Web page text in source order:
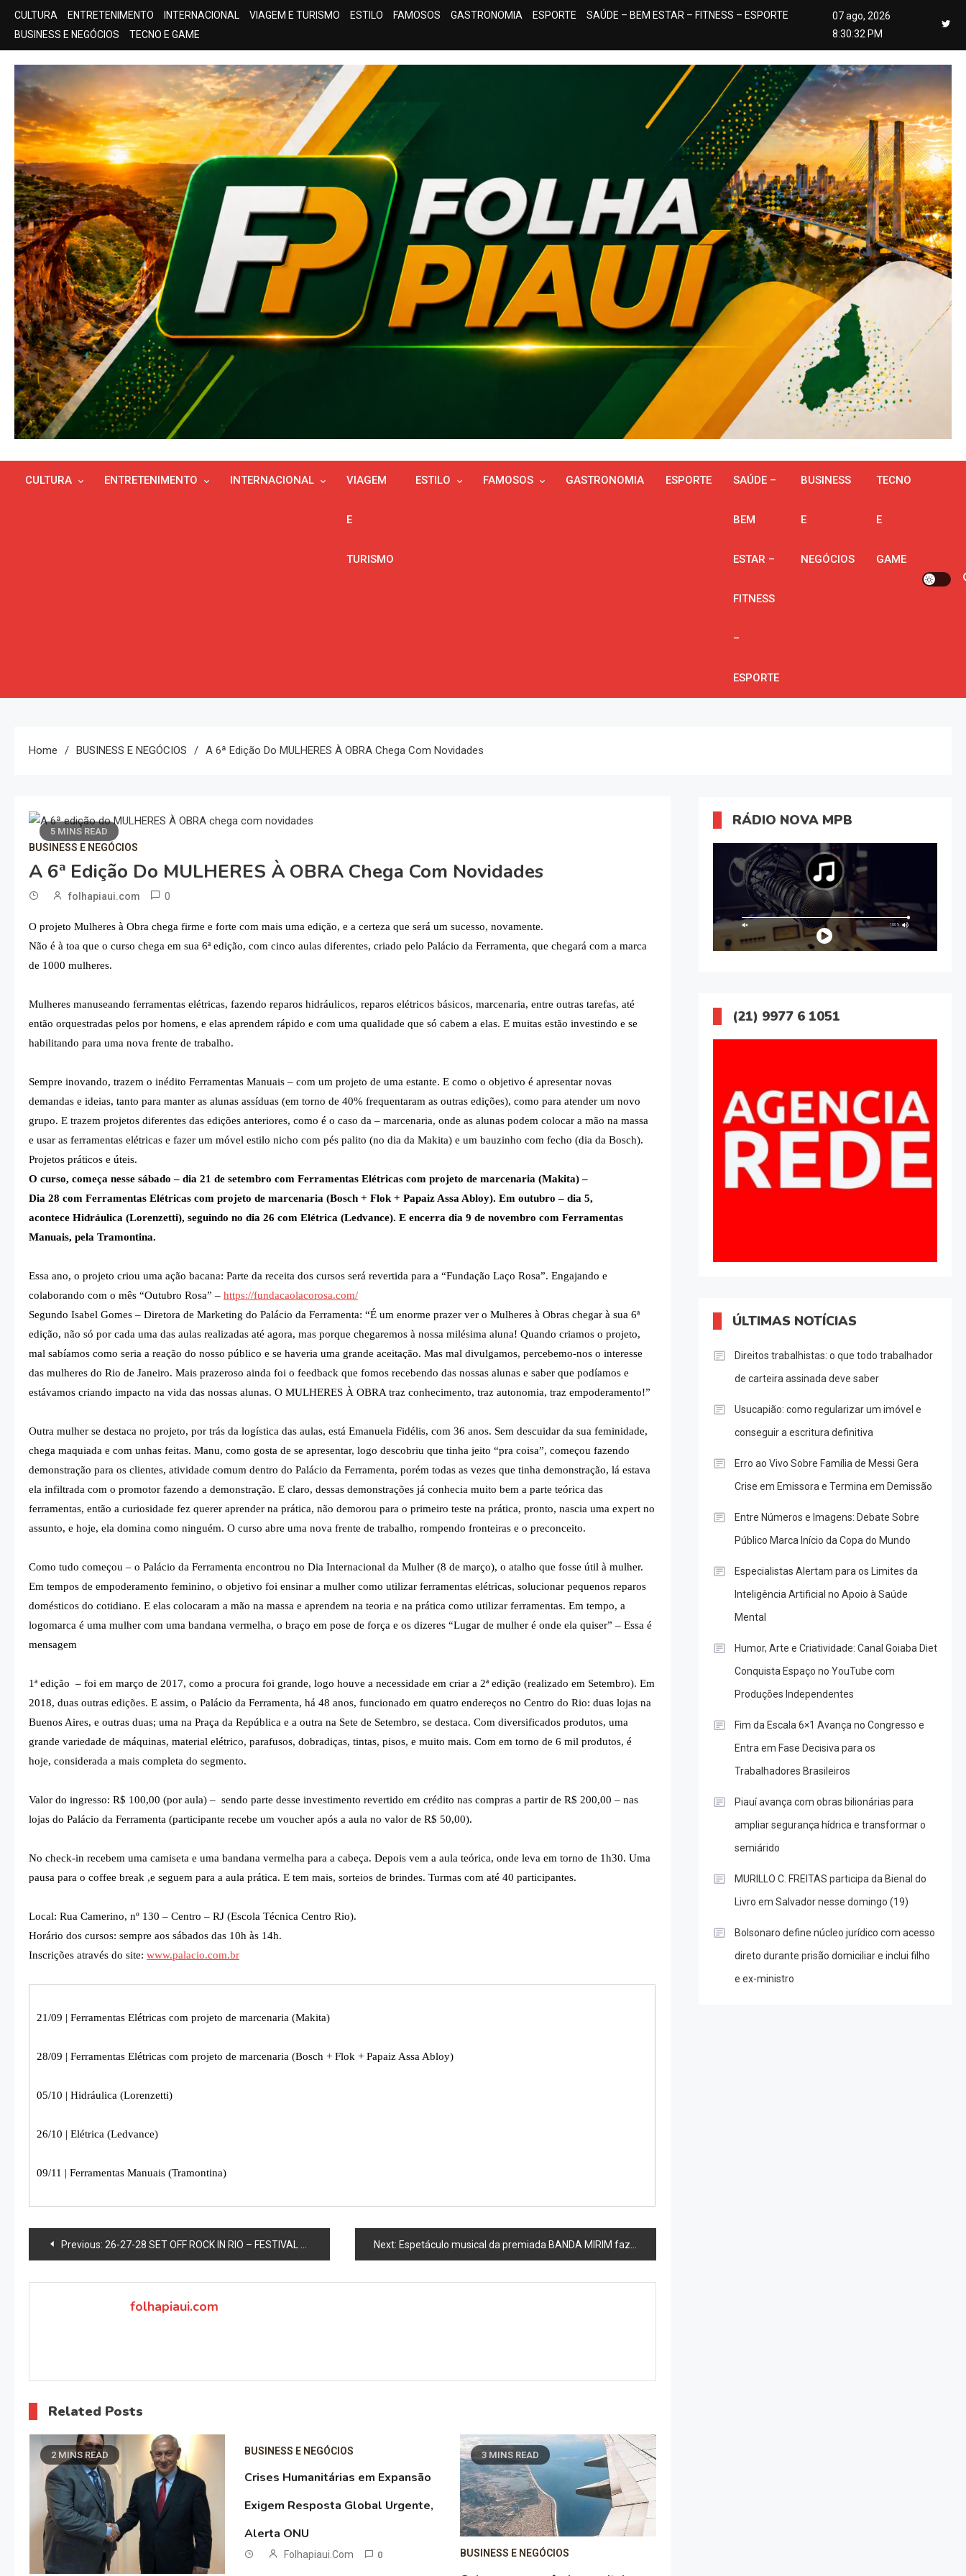
Skip
content
CULTURA ENTRETENIMENTO INTERNACIONAL VIAGEM E TURISMO ESTILO FAMOSOS GASTRONOMIA ESPORTE
SAÚDE – BEM ESTAR – FITNESS – ESPORTE
BUSINESS E NEGÓCIOS
TECNO E GAME
07 ago, 2026
8:30:34 PM
CULTURA ENTRETENIMENTO INTERNACIONAL VIAGEM
E
TURISMO
ESTILO FAMOSOS GASTRONOMIA ESPORTE SAÚDE –
BEM
ESTAR –
FITNESS
–
ESPORTE
BUSINESS
E
NEGÓCIOS
TECNO
E
GAME
Home BUSINESS E NEGÓCIOS A 6ª Edição Do MULHERES À OBRA Chega Com Novidades
5 MINS READ
BUSINESS E NEGÓCIOS
A 6ª Edição Do MULHERES À OBRA Chega Com Novidades
folhapiaui.com 0
O projeto Mulheres à Obra chega firme e forte com mais uma edição, e a certeza que será um sucesso, novamente.
Não é à toa que o curso chega em sua 6ª edição, com cinco aulas diferentes, criado pelo Palácio da Ferramenta, que chegará com a marca
de 1000 mulheres.
Mulheres manuseando ferramentas elétricas, fazendo reparos hidráulicos, reparos elétricos básicos, marcenaria, entre outras tarefas, até
então orquestradas pelos por homens, e elas aprendem rápido e com uma qualidade que só cabem a elas. E muitas estão investindo e se
habilitando para uma nova frente de trabalho.
Sempre inovando, trazem o inédito Ferramentas Manuais – com um projeto de uma estante. E como o objetivo é apresentar novas
demandas e ideias, tanto para manter as alunas assíduas (em torno de 40% frequentaram as outras edições), como para atender um novo
grupo. E trazem projetos diferentes das edições anteriores, como é o caso da – marcenaria, onde as alunas podem colocar a mão na massa
e usar as ferramentas elétricas e fazer um móvel estilo nicho com pés palito (no dia da Makita) e um bauzinho com fecho (dia da Bosch).
Projetos práticos e úteis.
O curso, começa nesse sábado – dia 21 de setembro com Ferramentas Elétricas com projeto de marcenaria (Makita)–
Dia 28 com Ferramentas Elétricas com projeto de marcenaria (Bosch + Flok + Papaiz Assa Abloy). Em outubro – dia 5,
acontece Hidráulica (Lorenzetti), seguindo no dia 26 com Elétrica (Ledvance). E encerra dia 9 de novembro com Ferramentas
Manuais, pela Tramontina.
Essa ano, o projeto criou uma ação bacana: Parte da receita dos cursos será revertida para a “Fundação Laço Rosa”. Engajando e
colaborando com o mês “Outubro Rosa” – https://fundacaolacorosa.com/
Segundo Isabel Gomes – Diretora de Marketing do Palácio da Ferramenta: “É um enorme prazer ver o Mulheres à Obras chegar à sua 6ª
edição, não só por cada uma das aulas realizadas até agora, mas porque chegaremos à nossa milésima aluna! Quando criamos o projeto,
mal sabíamos como seria a reação do nosso público e se haveria uma grande aceitação. Mas mal divulgamos, percebemo-nos o interesse
das mulheres do Rio de Janeiro. Mais prazeroso ainda foi o feedback que fomos recebendo das nossas alunas e saber que podíamos e
estávamos criando impacto na vida das nossas alunas. O MULHERES À OBRA traz conhecimento, traz autonomia, traz empoderamento!”
Outra mulher se destaca no projeto, por trás da logística das aulas, está Emanuela Fidélis, com 36 anos. Sem descuidar da sua feminidade,
chega maquiada e com unhas feitas. Manu, como gosta de se apresentar, logo descobriu que tinha jeito “pra coisa”, começou fazendo
demonstração para os clientes, atividade comum dentro do Palácio da Ferramenta, porém todas as vezes que tinha demonstração, lá estava
ela infiltrada com o promotor fazendo a demonstração. E claro, dessas demonstrações já conhecia muito bem a parte teórica das
ferramentas, então a curiosidade fez querer aprender na prática, não demorou para o primeiro teste na prática, pronto, nascia uma expert no
assunto, e hoje, ela domina como ninguém. O curso abre uma nova frente de trabalho, rompendo fronteiras e o preconceito.
Como tudo começou – o Palácio da Ferramenta encontrou no Dia Internacional da Mulher (8 de março), o atalho que fosse útil à mulher.
Em tempos de empoderamento feminino, o objetivo foi ensinar a mulher como utilizar ferramentas elétricas, solucionar pequenos reparos
domésticos do cotidiano. E elas colocaram a mão na massa e aprendem na teoria e na prática como utilizar ferramentas. Em tempo, a
logomarca é uma mulher com uma bandana vermelha, o braço em pose de força e os dizeres “Lugar de mulher é onde ela quiser” – Essa é
mensagem
1ª edição – foi em março de 2017, como a procura foi grande, logo houve a necessidade em criar a 2ª edição (realizado em Setembro). Em
2018, duas outras edições. E assim, o Palácio da Ferramenta, há 48 anos, funcionado em quatro endereços no Centro do Rio: duas lojas na
Buenos Aires, e outras duas; uma na Praça da República e a outra na Sete de Setembro, se destaca. Com diversificados produtos, uma
grande variedade de máquinas, material elétrico, parafusos, dobradiças, tintas, pisos, e muito mais. Com em torno de 6 mil produtos, é
hoje, considerada a mais completa do segmento.
Valor do ingresso: R$ 100,00 (por aula) – sendo parte desse investimento revertido em crédito nas compras a partir de R$ 200,00 – nas
lojas do Palácio da Ferramenta (participante recebe um voucher após a aula no valor de R$ 50,00).
No check-in recebem uma camiseta e uma bandana vermelha para a cabeça. Depois vem a aula teórica, onde leva em torno de 1h30. Uma
pausa para o coffee break ,e seguem para a aula prática. E tem mais, sorteios de brindes. Turmas com até 40 participantes.
Local: Rua Camerino, nº 130 – Centro – RJ (Escola Técnica Centro Rio).
Horário dos cursos: sempre aos sábados das 10h às 14h.
Inscrições através do site: www.palacio.com.br
21/09 | Ferramentas Elétricas com projeto de marcenaria (Makita)
28/09 | Ferramentas Elétricas com projeto de marcenaria (Bosch + Flok + Papaiz Assa Abloy)
05/10 | Hidráulica (Lorenzetti)
26/10 | Elétrica (Ledvance)
09/11 | Ferramentas Manuais (Tramontina)
Navegação
de
Previous: 26-27-28 SET OFF ROCK IN RIO – FESTIVAL DE JAZZ NO DOWNTOWN Next: Espetáculo musical da premiada BANDA MIRIM faz curta temporad
folhapiaui.com
Related Posts
2 MINS READ BUSINESS E NEGÓCIOS
Crises Humanitárias em Expansão
Exigem Resposta Global Urgente,
Alerta ONU
Folhapiaui.com 0
3 MINS READ
BUSINESS E NEGÓCIOS
RÁDIO NOVA MPB
(21) 9977 6 1051
ÚLTIMAS NOTÍCIAS
Direitos trabalhistas: o que todo trabalhador
de carteira assinada deve saber
Usucapião: como regularizar um imóvel e
conseguir a escritura definitiva
Erro ao Vivo Sobre Família de Messi Gera
Crise em Emissora e Termina em Demissão
Entre Números e Imagens: Debate Sobre
Público Marca Início da Copa do Mundo
Especialistas Alertam para os Limites da
Inteligência Artificial no Apoio à Saúde
Mental
Humor, Arte e Criatividade: Canal Goiaba Diet
Conquista Espaço no YouTube com
Produções Independentes
Fim da Escala 6×1 Avança no Congresso e
Entra em Fase Decisiva para os
Trabalhadores Brasileiros
Piauí avança com obras bilionárias para
ampliar segurança hídrica e transformar o
semiárido
MURILLO C. FREITAS participa da Bienal do
Livro em Salvador nesse domingo (19)
Bolsonaro define núcleo jurídico com acesso
direto durante prisão domiciliar e inclui filho
e ex-ministro